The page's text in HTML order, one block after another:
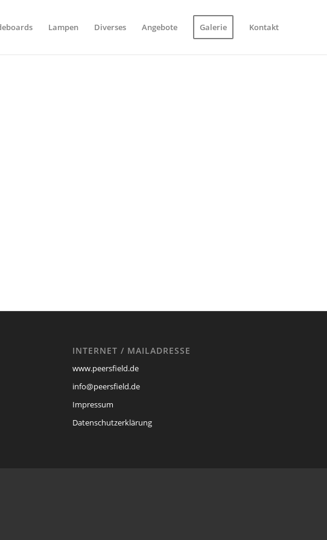
Lampen Diverses Angebote Galerie Kontakt
INTERNET / MAILADRESSE
www.peersfield.de
info@peersfield.de
Impressum
Datenschutzerklärung